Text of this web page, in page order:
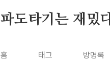
파도타기는 재밌
홈 태그 방명록